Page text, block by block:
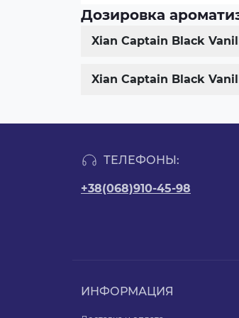
Дозировка
Xian Captain Black
Xian Captain Black
ТЕЛЕФОНЫ:
+38(068)910-45-98
ИНФОРМАЦИЯ